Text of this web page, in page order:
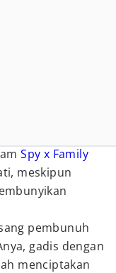
Spy x Family
meskipun
pembunuh
gadis dengan
menciptakan